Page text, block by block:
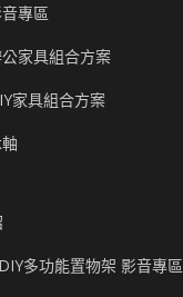
專區
家具組合方案
家具組合方案
多功能置物架 影音專區